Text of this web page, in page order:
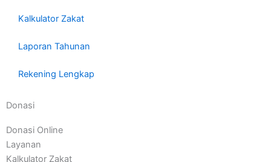
Kalkulator Zakat
Laporan Tahunan
Rekening Lengkap
Donasi
Donasi Online
Layanan
Kalkulator Zakat